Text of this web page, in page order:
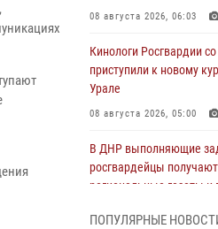
08 августа 2026, 06:03
Кинологи Росгвардии
приступили к новому
Урале
08 августа 2026, 05:00
В ДНР выполняющие
росгвардейцы
региональные газеты
ПОПУЛЯРНЫЕ